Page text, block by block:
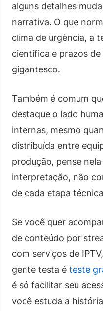
alguns detalhes
narrativa. O que
clima de urgência, a
científica e prazos
gigantesco.
Também é comum
destaque o lado
internas, mesmo
distribuída entre
produção, pense
interpretação, não
de cada etapa
Se você quer
de conteúdo por
com serviços de
gente testa é teste
é só facilitar seu
você estuda a